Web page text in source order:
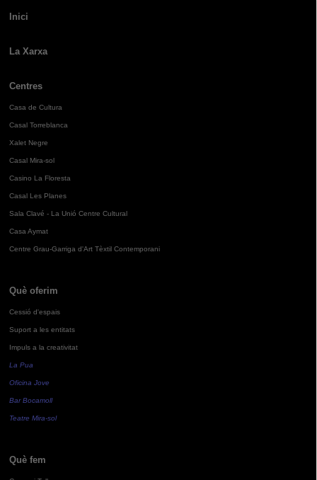
Inici
La Xarxa
Centres
Casa de Cultura
Casal Torreblanca
Xalet Negre
Casal Mira-sol
Casino La Floresta
Casal Les Planes
Sala Clavé - La Unió Centre Cultural
Casa Aymat
Centre Grau-Garriga d'Art Tèxtil Contemporani
Què oferim
Cessió d'espais
Suport a les entitats
Impuls a la creativitat
La Pua
Oficina Jove
Bar Bocamoll
Teatre Mira-sol
Què fem